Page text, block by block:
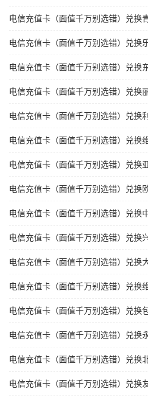
电信充值卡（面值千万别选错）兑换
电信充值卡（面值千万别选错）兑换
电信充值卡（面值千万别选错）兑换
电信充值卡（面值千万别选错）兑换
电信充值卡（面值千万别选错）兑换
电信充值卡（面值千万别选错）兑换
电信充值卡（面值千万别选错）兑换
电信充值卡（面值千万别选错）兑换
电信充值卡（面值千万别选错）兑换
电信充值卡（面值千万别选错）兑换
电信充值卡（面值千万别选错）兑换
电信充值卡（面值千万别选错）兑换
电信充值卡（面值千万别选错）兑换
电信充值卡（面值千万别选错）兑换
电信充值卡（面值千万别选错）兑换
电信充值卡（面值千万别选错）兑换